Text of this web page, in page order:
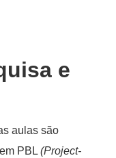
e
aulas são
PBL(Project-